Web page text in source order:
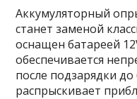
Аккумуляторный
станет заменой
оснащен батареей
обеспечивается
после подзарядки
распрыскивает